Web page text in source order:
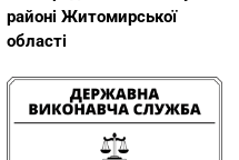
районі Житомирської
області